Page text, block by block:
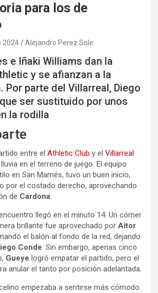
para los de
2024 Alejandro Perez Sole
e Iñaki Williams dan la
y se afianzan a la
Por parte del Villarreal, Diego
ser sustituido por unos
la rodilla
entre el Athletic Club y el Villarreal
en el terreno de juego. El equipo
en San Mamés, tuvo un buen inicio,
por el costado derecho, aprovechando
de Cardona.
llegó en el minuto 14. Un córner
brillante fue aprovechado por Aitor
el balón al fondo de la red, dejando
Conde. Sin embargo, apenas cinco
Gueye logró empatar el partido, pero el
anular el tanto por posición adelantada.
empezaba a sentirse más cómodo